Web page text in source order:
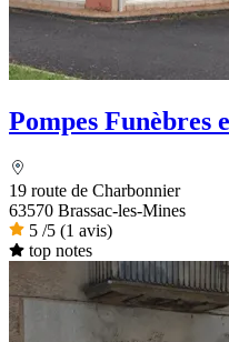
Pompes
19 route de Charbonnier
63570 Brassac-les-Mines
5 /5 (1 avis)
top notes